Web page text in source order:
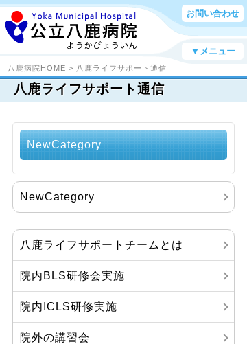
お問い合わせ
▼メニュー
八鹿病院HOME > 八鹿ライフサポート通信
八鹿ライフサポート通信
NewCategory
NewCategory
八鹿ライフサポートチームとは
院内BLS研修会実施
院内ICLS研修実施
院外の講習会